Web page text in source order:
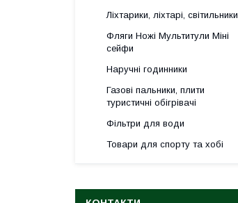
Ліхтарики, ліхтарі, світильники
Фляги Ножі Мультитули Міні
сейфи
Наручні годинники
Газові пальники, плити
туристичні обігрівачі
Фільтри для води
Товари для спорту та хобі